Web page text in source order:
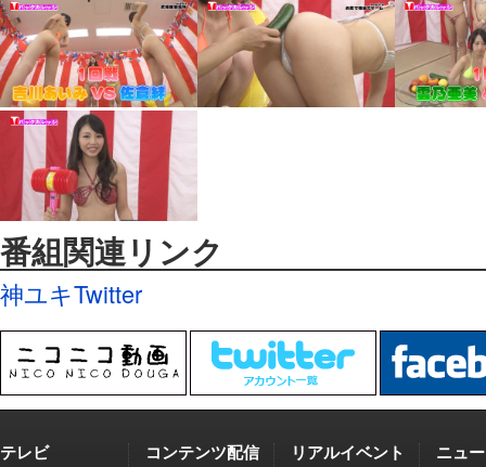
番組関連リンク
神ユキTwitter
テレビ コンテンツ配信 リアルイベント ニュ